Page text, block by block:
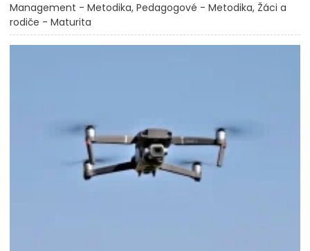
Management - Metodika Pedagogové - Metodika Žáci a
rodiče - Maturita